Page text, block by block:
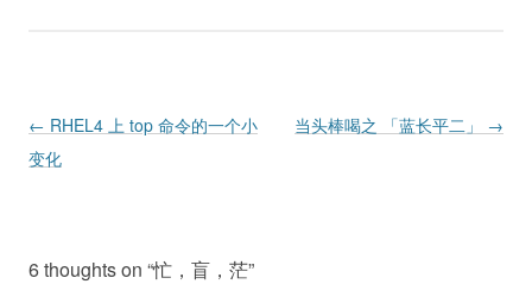
Post navigation
← RHEL4 上 top 命令的一个小
变化
当头棒喝之 「蓝长平二」 →
6 thoughts on “忙，盲，茫”